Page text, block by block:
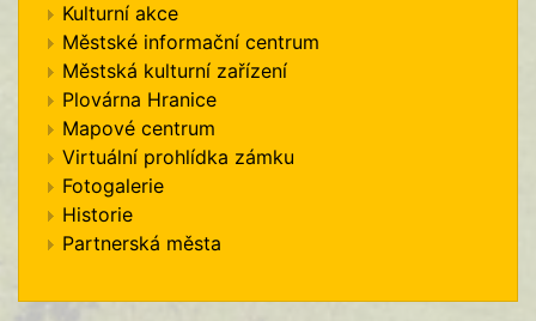
Kulturní akce
Městské informační centrum
Městská kulturní zařízení
Plovárna Hranice
Mapové centrum
Virtuální prohlídka zámku
Fotogalerie
Historie
Partnerská města